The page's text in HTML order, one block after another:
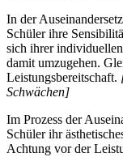
In der
Schüler ihre
sich ihrer
damit umzugehen.
Leistungsbereitschaft.
Schwächen]
Im Prozess der
Schüler ihr
Achtung vor der